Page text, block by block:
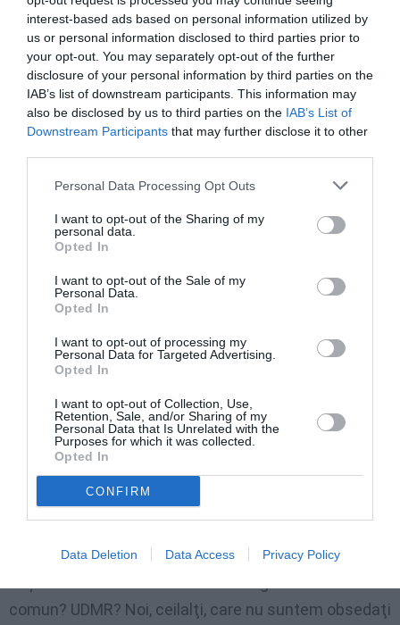
interest-based ads based on personal information utilized by
us or personal information disclosed to third parties prior to
your opt-out. You may separately opt-out of the further
disclosure of your personal information by third parties on the
IAB’s list of downstream participants. This information may
also be disclosed by us to third parties on the IAB’s List of
Downstream Participants that may further disclose it to other
Personal Data Processing Opt Outs
I want to opt-out of the Sharing of my
personal data.
Opted In
I want to opt-out of the Sale of my
Personal Data.
Opted In
I want to opt-out of processing my
Personal Data for Targeted Advertising.
Opted In
I want to opt-out of Collection, Use,
Retention, Sale, and/or Sharing of my
Personal Data that Is Unrelated with the
Purposes for which it was collected.
Opted In
CONFIRM
Data Deletion Data Access Privacy Policy
cetăţeni. Întrebarea este până unde trebuie să
ajungă cu aberaţiile coaliţia la putere pentru ca USL
să iasă din ataraxie? Lipsa de combativitate este
adevărata problemă a Opoziţiei. Liderii ei nu se
mobilizează pentru nimic, fie dezbateri pe teme
importante, fie discuţii insituţionale cu sindicatele,
Dacă am mai ieşi din perspectiva limitată a
telenovelei Boc, o simplă privire panoramică în
este statică. Europa cunoaşte un reviriment al
şi au pus în discuţie înţelegerile cu FMI. Cei care au
motivaţii nu practică politică de turmă în interiorul
Uniunii Europene. Absenţa combativităţii, lipsa de
inventivitate în crearea unor breşe în zidul opac al
acestei guvernări vor fi decontate în viitor.
Sau poate deja Opoziţia e resemnată să fim cu toţii
Poate le convine să avem politici similiare cu Ungaria,
comun? UDMR? Noi, ceilalţi, care nu suntem obsedaţi